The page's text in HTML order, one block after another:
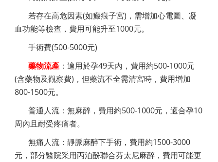
若存在高危因素(如瘢痕子宮)，需增加心電圖、凝
血功能等檢查，費用可能升至1000元。
手術費(500-5000元)
藥物流產 ：適用於孕49天內，費用約500-1000元
(含藥物及觀察費)，但藥流不全需清宮時，費用增加
800-1500元。
普通人流：無麻醉，費用約500-1000元，適合孕10
周內且耐受疼痛者。
無痛人流：靜脈麻醉下手術，費用約1500-3000
元，部分醫院采用丙泊酚聯合芬太尼麻醉，費用可能更